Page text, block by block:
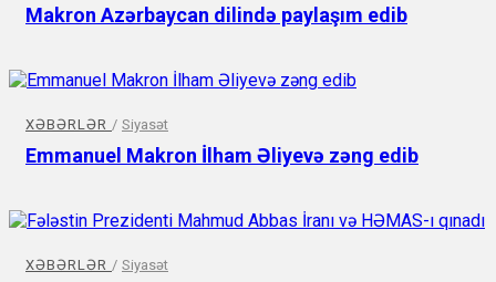
Makron Azərbaycan dilində paylaşım edib
XƏBƏRLƏR / Siyasət
Emmanuel Makron İlham Əliyevə zəng edib
XƏBƏRLƏR / Siyasət